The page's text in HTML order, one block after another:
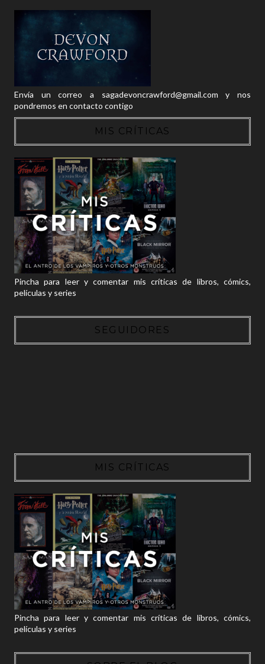
Envía un correo a sagadevoncrawford@gmail.com y nos
pondremos en contacto contigo
MIS CRÍTICAS
Pincha para leer y comentar mis críticas de libros, cómics,
películas y series
SEGUIDORES
MIS CRÍTICAS
Pincha para leer y comentar mis críticas de libros, cómics,
películas y series